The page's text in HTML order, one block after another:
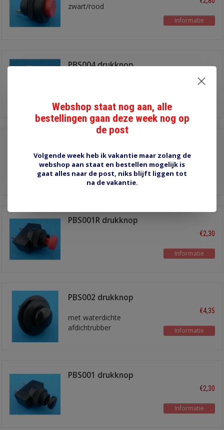
zwart/rood
Informatie
PBS004 drukknop
€7,00
Informatie
PBS001R drukknop
€2,30
Informatie
PBS002 drukknop
met waterdichte
afdichtrubber
€4,35
Informatie
PBS001 drukknop
€2,30
Informatie
Webshop staat nog aan, alle
bestellingen gaan deze week nog op
de post
Volgende week heb ik vakantie maar zolang de
webshop aan staat en bestellen mogelijk is
gaat alles naar de post, niks blijft liggen tot
na de vakantie.